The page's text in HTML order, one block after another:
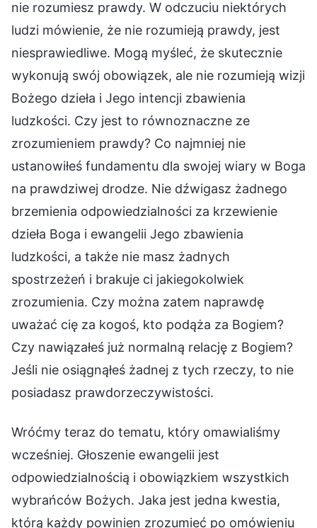
nie rozumiesz prawdy. W odczuciu niektórych
ludzi mówienie, że nie rozumieją prawdy, jest
niesprawiedliwe. Mogą myśleć, że skutecznie
wykonują swój obowiązek, ale nie rozumieją wizji
Bożego dzieła i Jego intencji zbawienia
ludzkości. Czy jest to równoznaczne ze
zrozumieniem prawdy? Co najmniej nie
ustanowiłeś fundamentu dla swojej wiary w Boga
na prawdziwej drodze. Nie dźwigasz żadnego
brzemienia odpowiedzialności za krzewienie
dzieła Boga i ewangelii Jego zbawienia
ludzkości, a także nie masz żadnych
spostrzeżeń i brakuje ci jakiegokolwiek
zrozumienia. Czy można zatem naprawdę
uważać cię za kogoś, kto podąża za Bogiem?
Czy nawiązałeś już normalną relację z Bogiem?
Jeśli nie osiągnąłeś żadnej z tych rzeczy, to nie
posiadasz prawdorzeczywistości.
Wróćmy teraz do tematu, który omawialiśmy
wcześniej. Głoszenie ewangelii jest
odpowiedzialnością i obowiązkiem wszystkich
wybrańców Bożych. Jaka jest jedna kwestia,
którą każdy powinien zrozumieć po omówieniu